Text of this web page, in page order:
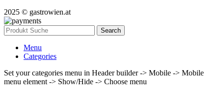
2025 © gastrowien.at
Search
Menu
Categories
Set your categories menu in Header builder -> Mobile -> Mobile
menu element -> Show/Hide -> Choose menu